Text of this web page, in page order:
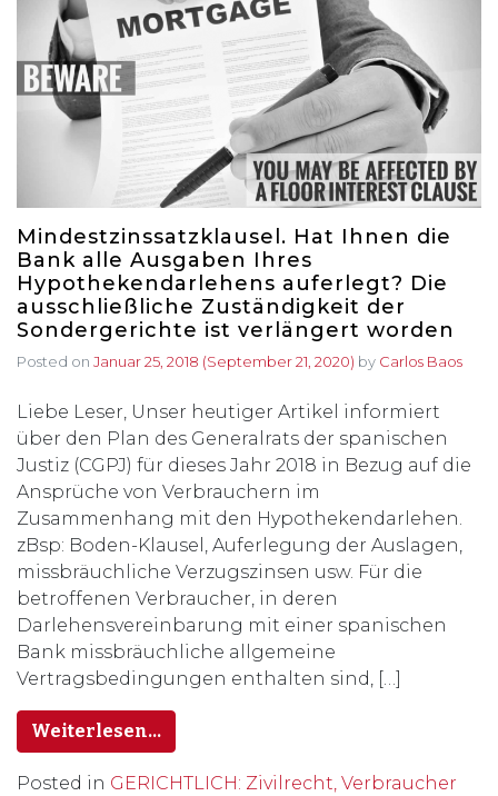
Mindestzinssatzklausel. Hat Ihnen die
Bank alle Ausgaben Ihres
Hypothekendarlehens auferlegt? Die
ausschließliche Zuständigkeit der
Sondergerichte ist verlängert worden
Posted on Januar 25, 2018 (September 21, 2020) by Carlos Baos
Liebe Leser, Unser heutiger Artikel informiert
über den Plan des Generalrats der spanischen
Justiz (CGPJ) für dieses Jahr 2018 in Bezug auf die
Ansprüche von Verbrauchern im
Zusammenhang mit den Hypothekendarlehen.
zBsp: Boden-Klausel, Auferlegung der Auslagen,
missbräuchliche Verzugszinsen usw. Für die
betroffenen Verbraucher, in deren
Darlehensvereinbarung mit einer spanischen
Bank missbräuchliche allgemeine
Vertragsbedingungen enthalten sind, […]
Weiterlesen…
Posted in GERICHTLICH: Zivilrecht, Verbraucher